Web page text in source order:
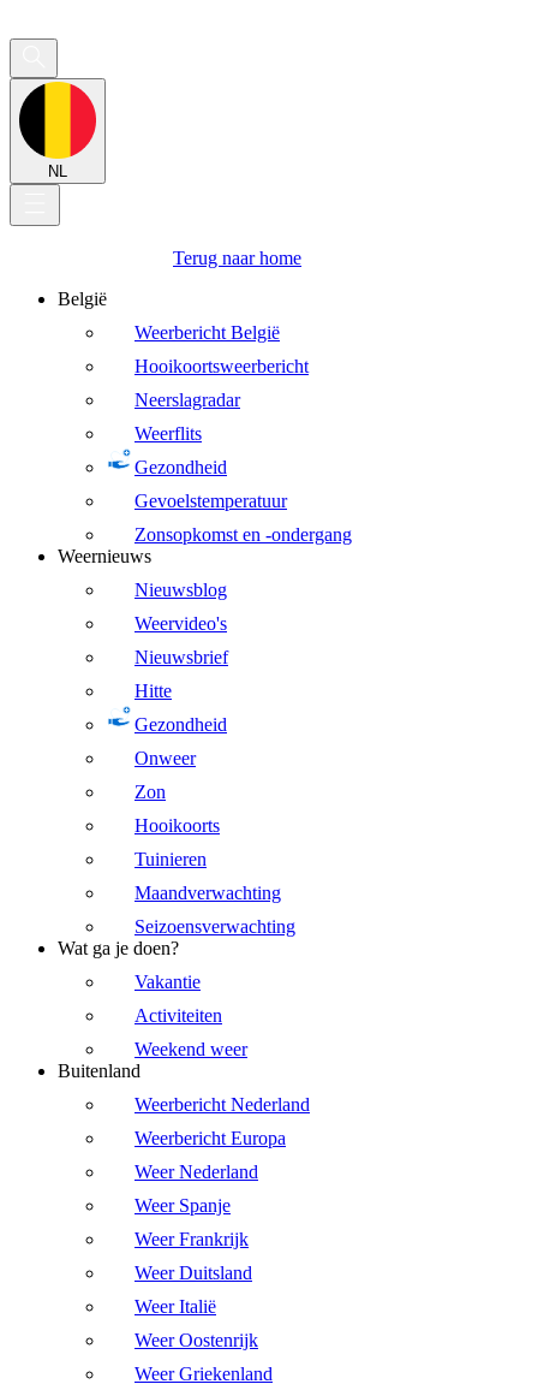
NL
Terug naar home
België
Weerbericht België
Hooikoortsweerbericht
Neerslagradar
Weerflits
Gezondheid
Gevoelstemperatuur
Zonsopkomst en -ondergang
Weernieuws
Nieuwsblog
Weervideo's
Nieuwsbrief
Hitte
Gezondheid
Onweer
Zon
Hooikoorts
Tuinieren
Maandverwachting
Seizoensverwachting
Wat ga je doen?
Vakantie
Activiteiten
Weekend weer
Buitenland
Weerbericht Nederland
Weerbericht Europa
Weer Nederland
Weer Spanje
Weer Frankrijk
Weer Duitsland
Weer Italië
Weer Oostenrijk
Weer Griekenland